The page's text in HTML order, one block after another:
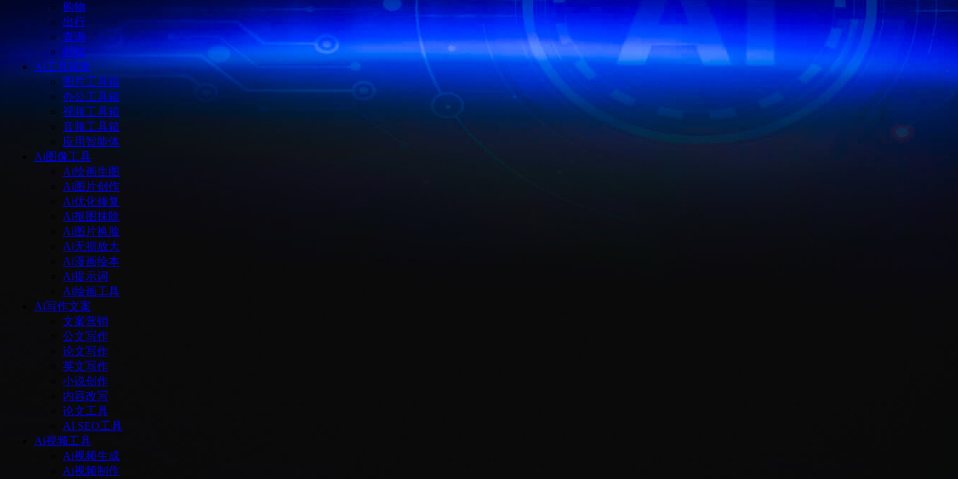
购物
出行
查询
邮箱
Ai工具箱集
图片工具箱
办公工具箱
视频工具箱
音频工具箱
应用智能体
Ai图像工具
Ai绘画生图
Ai图片创作
Ai优化修复
Ai抠图抹除
Ai图片换脸
Ai无损放大
Ai漫画绘本
Ai提示词
Ai绘画工具
Ai写作文案
文案营销
公文写作
论文写作
英文写作
小说创作
内容改写
论文工具
AI SEO工具
Ai视频工具
Ai视频生成
Ai视频制作